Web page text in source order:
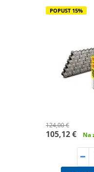
POPUST 15%
124,00 €
105,12 € Na